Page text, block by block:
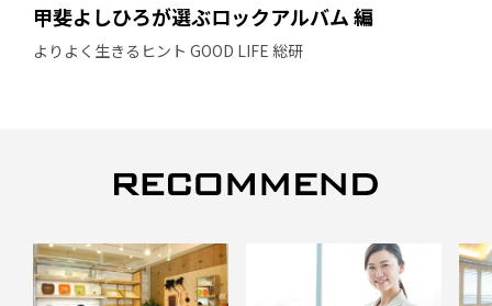
甲斐よしひろが選ぶロックアルバム 編
よりよく生きるヒント GOOD LIFE 総研